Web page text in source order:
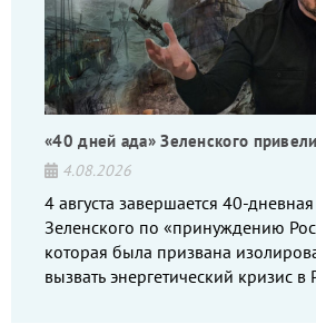
«40 дней ада» Зеленского
4.08.2026
4 августа завершается 40-
Зеленского по «принуждению
которая была призвана
вызвать энергетический кризис